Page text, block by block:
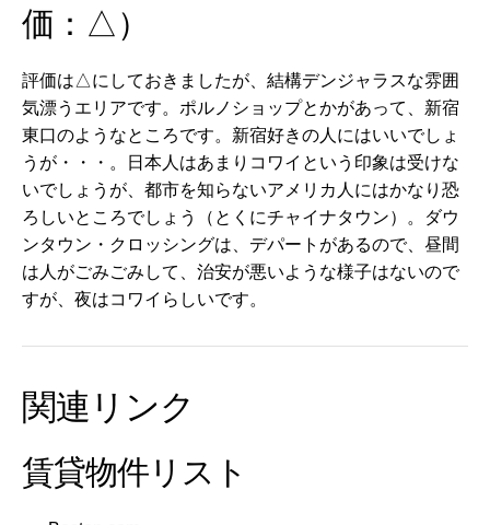
価：△）
評価は△にしておきましたが、結構デンジャラスな雰囲
気漂うエリアです。ポルノショップとかがあって、新宿
東口のようなところです。新宿好きの人にはいいでしょ
うが・・・。日本人はあまりコワイという印象は受けな
いでしょうが、都市を知らないアメリカ人にはかなり恐
ろしいところでしょう（とくにチャイナタウン）。ダウ
ンタウン・クロッシングは、デパートがあるので、昼間
は人がごみごみして、治安が悪いような様子はないので
すが、夜はコワイらしいです。
関連リンク
賃貸物件リスト